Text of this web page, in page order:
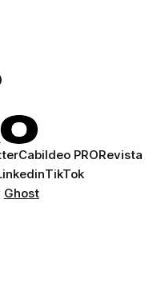
Cabildeo PRORevista
TikTok
Ghost